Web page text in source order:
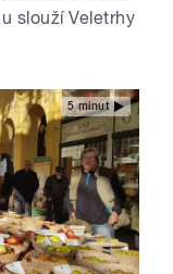
slouží Veletrhy
5 minut